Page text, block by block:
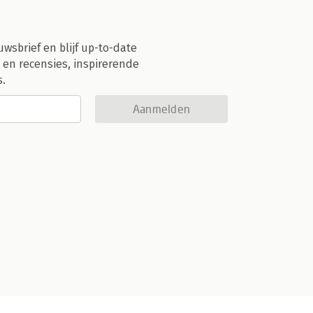
en blijf up-to-date
recensies, inspirerende
Aanmelden